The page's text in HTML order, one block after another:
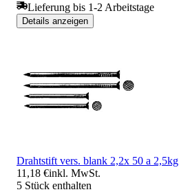
Lieferung bis 1-2 Arbeitstage
Details anzeigen
Drahtstift vers. blank 2,2x 50 a 2,5kg
11,18 €inkl. MwSt.
5 Stück enthalten